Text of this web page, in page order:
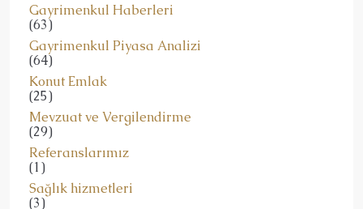
Gayrimenkul Haberleri
(63)
Gayrimenkul Piyasa Analizi
(64)
Konut Emlak
(25)
Mevzuat ve Vergilendirme
(29)
Referanslarımız
(1)
Sağlık hizmetleri
(3)